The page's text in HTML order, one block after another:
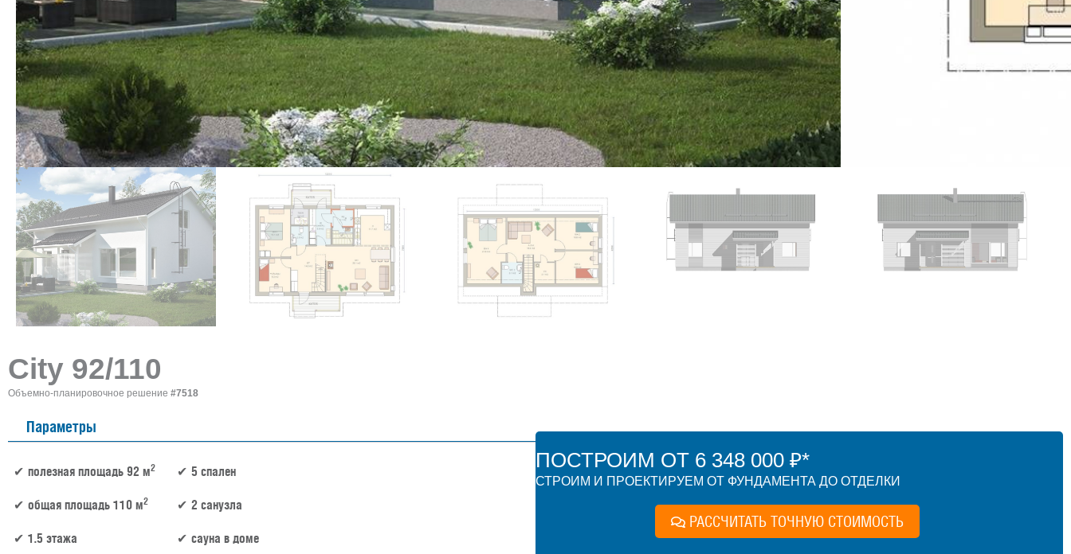
City 92/110
Объемно-планировочное решение #7518
Параметры
полезная площадь 92 м2
общая площадь 110 м2
1.5 этажа
5 спален
2 санузла
сауна в доме
ПОСТРОИМ ОТ 6 348 000 ₽*
СТРОИМ И ПРОЕКТИРУЕМ ОТ ФУНДАМЕНТА ДО ОТДЕЛКИ
РАССЧИТАТЬ ТОЧНУЮ СТОИМОСТЬ